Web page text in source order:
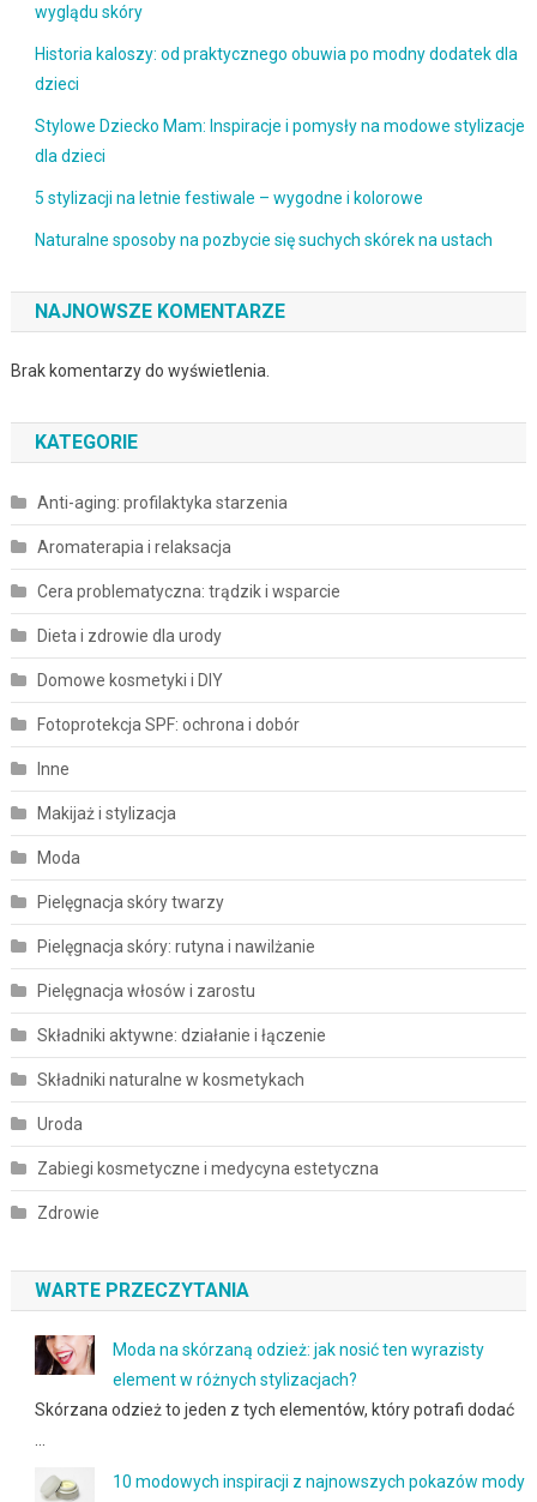
wyglądu skóry
Historia kaloszy: od praktycznego obuwia po modny dodatek dla
dzieci
Stylowe Dziecko Mam: Inspiracje i pomysły na modowe stylizacje
dla dzieci
5 stylizacji na letnie festiwale – wygodne i kolorowe
Naturalne sposoby na pozbycie się suchych skórek na ustach
NAJNOWSZE KOMENTARZE
Brak komentarzy do wyświetlenia.
KATEGORIE
Anti-aging: profilaktyka starzenia
Aromaterapia i relaksacja
Cera problematyczna: trądzik i wsparcie
Dieta i zdrowie dla urody
Domowe kosmetyki i DIY
Fotoprotekcja SPF: ochrona i dobór
Inne
Makijaż i stylizacja
Moda
Pielęgnacja skóry twarzy
Pielęgnacja skóry: rutyna i nawilżanie
Pielęgnacja włosów i zarostu
Składniki aktywne: działanie i łączenie
Składniki naturalne w kosmetykach
Uroda
Zabiegi kosmetyczne i medycyna estetyczna
Zdrowie
WARTE PRZECZYTANIA
Moda na skórzaną odzież: jak nosić ten wyrazisty
element w różnych stylizacjach?
Skórzana odzież to jeden z tych elementów, który potrafi dodać
10 modowych inspiracji z najnowszych pokazów mody